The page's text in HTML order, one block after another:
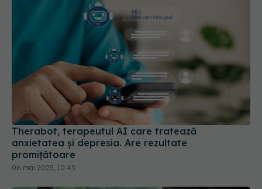
Therabot, terapeutul AI care tratează
anxietatea și depresia. Are rezultate
promițătoare
06 mai 2025, 10:45